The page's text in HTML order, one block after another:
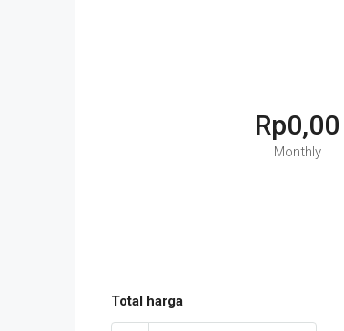
Rp0,00
Monthly
Total harga